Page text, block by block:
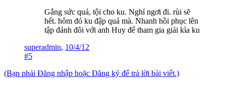
Gắng sức quá, tội cho ku. Nghỉ ngơi đi. rùi sẽ
hết. hôm đó ku đập quá mà. Nhanh hồi phục lên
tập đánh đôi với anh Huy để tham gia giải kìa ku
superadmin, 10/4/12
#5
(Bạn phải Đăng nhập hoặc Đăng ký để trả lời bài viết.)